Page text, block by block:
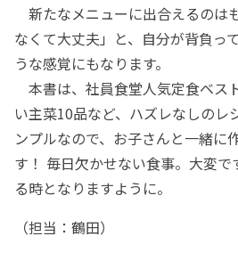
新たなメニューに出合えるのは
なくて大丈夫」と、自分が背負っ
うな感覚にもなります。
本書は、社員食堂人気定食ベス
い主菜10品など、ハズレなしのレ
ンプルなので、お子さんと一緒に
す！ 毎日欠かせない食事。大変
る時となりますように。
（担当：鶴田）